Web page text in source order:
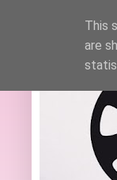
This
are